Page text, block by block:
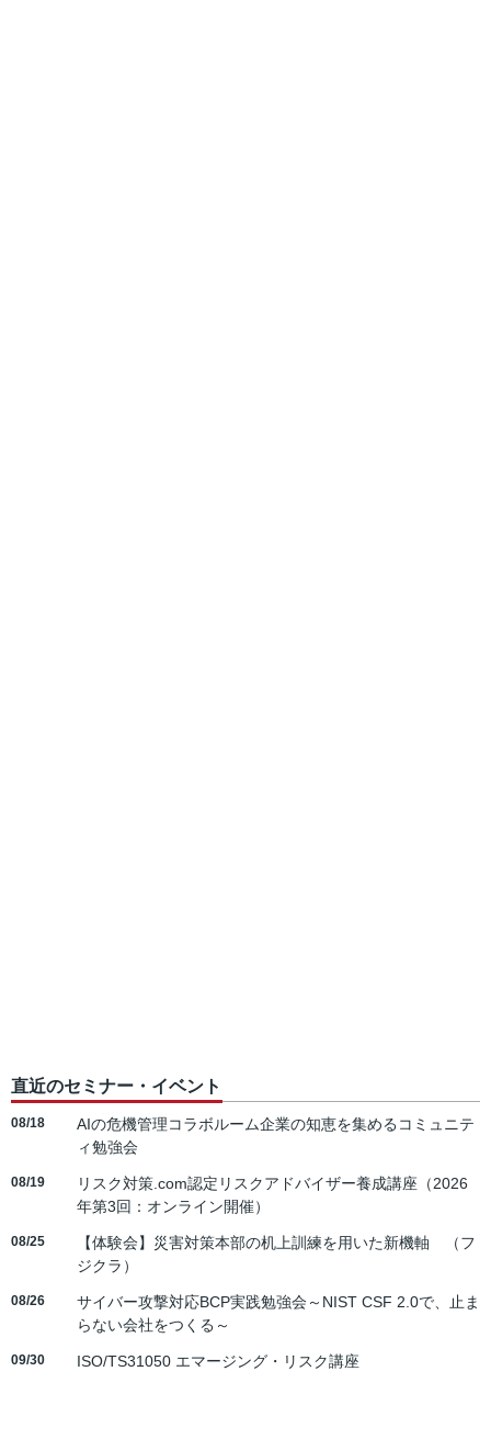
直近のセミナー・イベント
08/18
AIの危機管理コラボルーム企業の知恵を集めるコミュニテ
ィ勉強会
08/19
リスク対策.com認定リスクアドバイザー養成講座（2026
年第3回：オンライン開催）
08/25
【体験会】災害対策本部の机上訓練を用いた新機軸 （フ
ジクラ）
08/26
サイバー攻撃対応BCP実践勉強会～NIST CSF 2.0で、止ま
らない会社をつくる～
09/30 ISO/TS31050 エマージング・リスク講座